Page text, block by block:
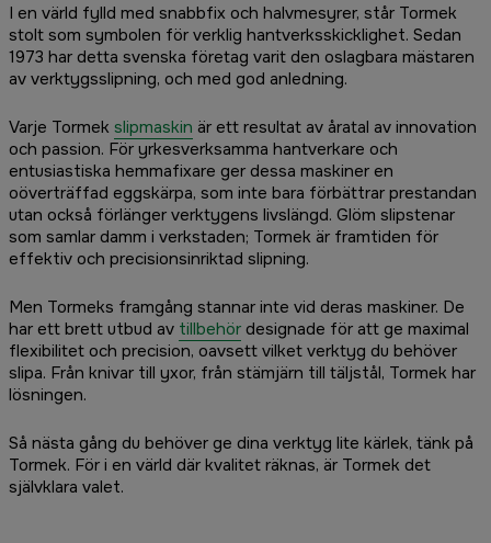
I en värld fylld med snabbfix och halvmesyrer, står Tormek
stolt som symbolen för verklig hantverksskicklighet. Sedan
1973 har detta svenska företag varit den oslagbara mästaren
av verktygsslipning, och med god anledning.
Varje Tormek slipmaskin är ett resultat av åratal av innovation
och passion. För yrkesverksamma hantverkare och
entusiastiska hemmafixare ger dessa maskiner en
oöverträffad eggskärpa, som inte bara förbättrar prestandan
utan också förlänger verktygens livslängd. Glöm slipstenar
som samlar damm i verkstaden; Tormek är framtiden för
effektiv och precisionsinriktad slipning.
Men Tormeks framgång stannar inte vid deras maskiner. De
har ett brett utbud av tillbehör designade för att ge maximal
flexibilitet och precision, oavsett vilket verktyg du behöver
slipa. Från knivar till yxor, från stämjärn till täljstål, Tormek har
lösningen.
Så nästa gång du behöver ge dina verktyg lite kärlek, tänk på
Tormek. För i en värld där kvalitet räknas, är Tormek det
självklara valet.